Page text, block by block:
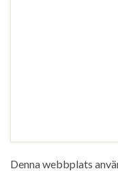
Denna webbplats